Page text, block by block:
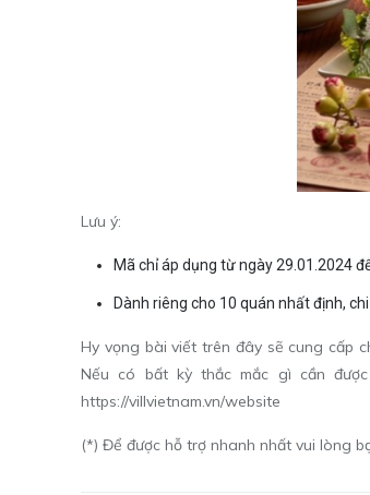
Lưu ý:
Mã chỉ áp dụng từ ngày 29.01.2024
Dành riêng cho 10 quán nhất định,
Hy vọng bài viết trên đây sẽ cung cấp
Nếu có bất kỳ thắc mắc gì cần
https://villvietnam.vn/website
(*) Để được hỗ trợ nhanh nhất vui lòng